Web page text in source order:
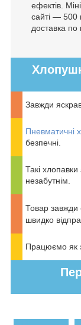
ефектів.
сайті — 500
доставка по
Завжди
Пневматичні
безпечні.
Такі
незабутнім.
Товар завжди
швидко
Працюємо як